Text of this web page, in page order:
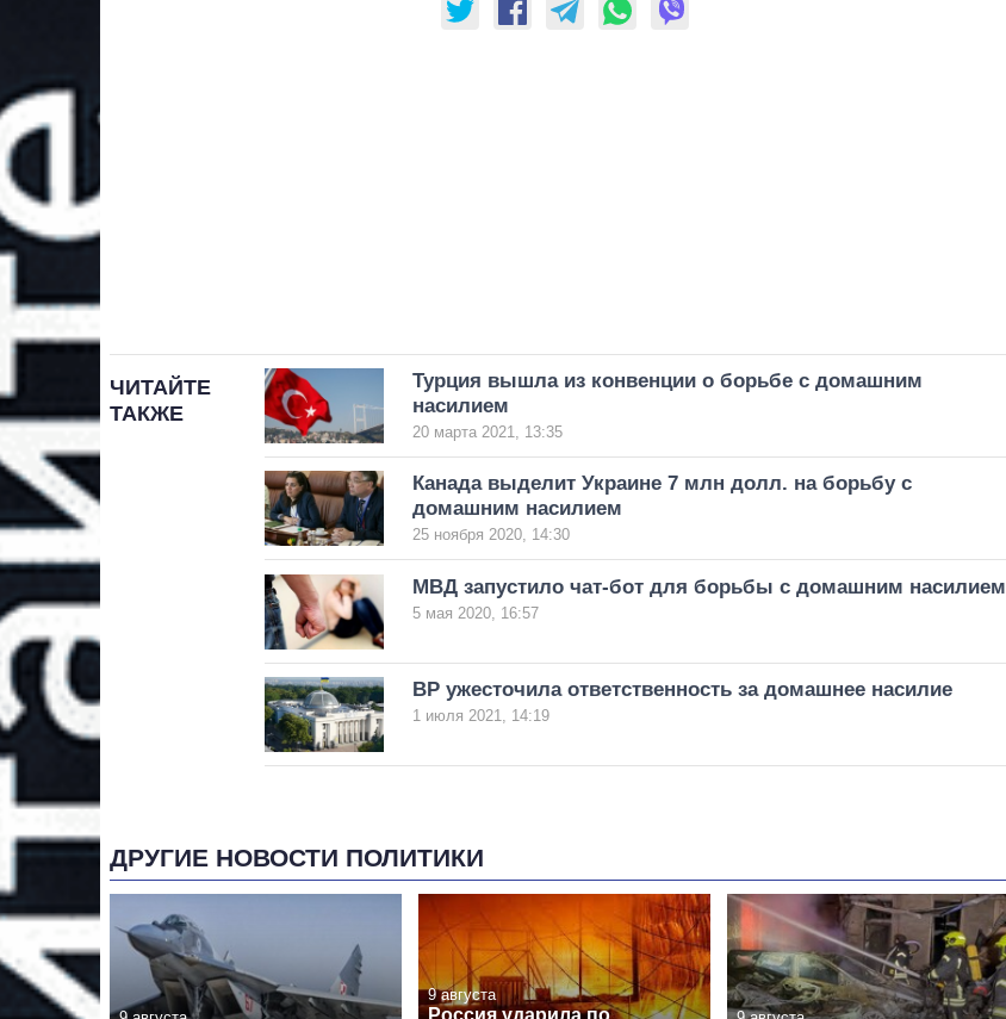
ЧИТАЙТЕ
ТАКЖЕ
Турция вышла из конвенции о борьбе с домашним
насилием
20 марта 2021, 13:35
Канада выделит Украине 7 млн долл. на борьбу с
домашним насилием
25 ноября 2020, 14:30
МВД запустило чат-бот для борьбы с домашним насилием
5 мая 2020, 16:57
ВР ужесточила ответственность за домашнее насилие
1 июля 2021, 14:19
ДРУГИЕ НОВОСТИ ПОЛИТИКИ
9 августа
Россия ударила по